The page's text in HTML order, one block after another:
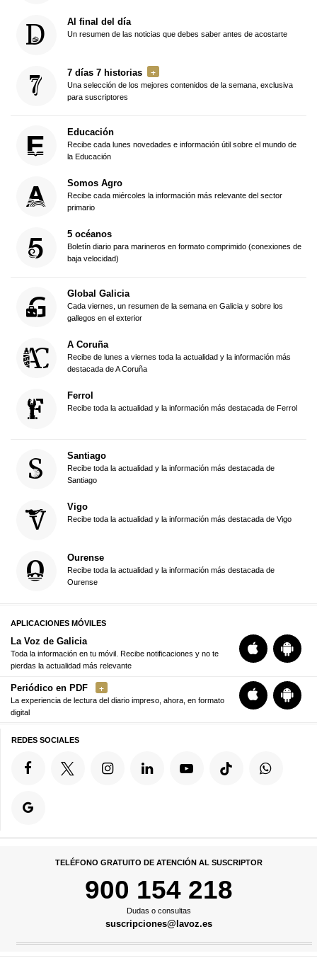
Al final del día
Un resumen de las noticias que debes saber antes de acostarte
7 días 7 historias
Una selección de los mejores contenidos de la semana, exclusiva
para suscriptores
Educación
Recibe cada lunes novedades e información útil sobre el mundo de
la Educación
Somos Agro
Recibe cada miércoles la información más relevante del sector
primario
5 océanos
Boletín diario para marineros en formato comprimido (conexiones de
baja velocidad)
Global Galicia
Cada viernes, un resumen de la semana en Galicia y sobre los
gallegos en el exterior
A Coruña
Recibe de lunes a viernes toda la actualidad y la información más
destacada de A Coruña
Ferrol
Recibe toda la actualidad y la información más destacada de Ferrol
Santiago
Recibe toda la actualidad y la información más destacada de
Santiago
Vigo
Recibe toda la actualidad y la información más destacada de Vigo
Ourense
Recibe toda la actualidad y la información más destacada de
Ourense
APLICACIONES MÓVILES
La Voz de Galicia
Toda la información en tu móvil. Recibe notificaciones y no te
pierdas la actualidad más relevante
Periódico en PDF
La experiencia de lectura del diario impreso, ahora, en formato
digital
REDES SOCIALES
TELÉFONO GRATUITO DE ATENCIÓN AL SUSCRIPTOR
900 154 218
Dudas o consultas
suscripciones@lavoz.es